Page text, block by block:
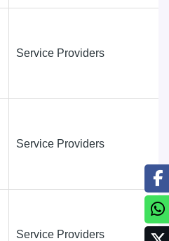
Service Providers
Service Providers
Service Providers